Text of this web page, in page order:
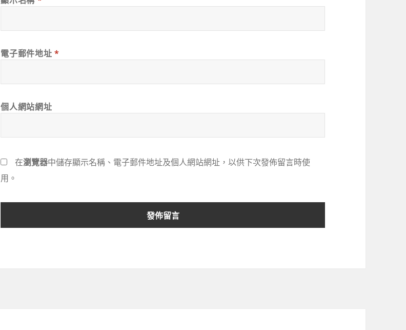
電子郵件地址 *
個人網站網址
在瀏覽器中儲存顯示名稱、電子郵件地址及個人網站網址，以供下次發佈留言時使
用。